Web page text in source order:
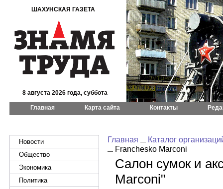
ШАХУНСКАЯ ГАЗЕТА
8 августа 2026 года, суббота
Главная Карта сайта Контакты
Новости
Общество
Экономика
Политика
Главная
Каталог
Franchesko Marconi
Салон сумок и
Marconi"